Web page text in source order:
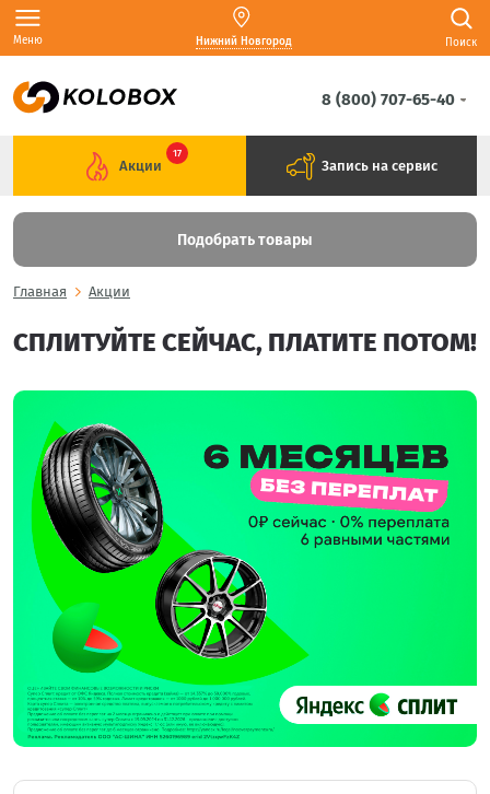
Меню Нижний Новгород Поиск
8 (800) 707-65-40
Акции
17
Запись на сервис
Подобрать товары
Главная Акции
СПЛИТУЙТЕ СЕЙЧАС, ПЛАТИТЕ ПОТОМ!